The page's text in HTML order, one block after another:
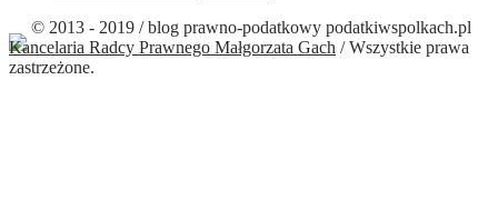
© 2013 - 2019 / blog prawno-podatkowy podatkiwspolkach.pl
Kancelaria Radcy Prawnego Małgorzata Gach / Wszystkie prawa
zastrzeżone.